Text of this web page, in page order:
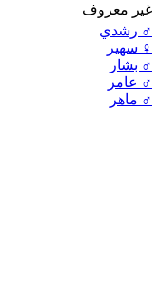
غير معروف
♂️ رشدي
♀️ سهير
♂️ بشار
♂️ عامر
♂️ ماهر